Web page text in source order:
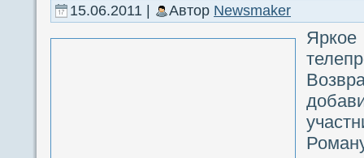
15.06.2011 | Автор Newsmaker